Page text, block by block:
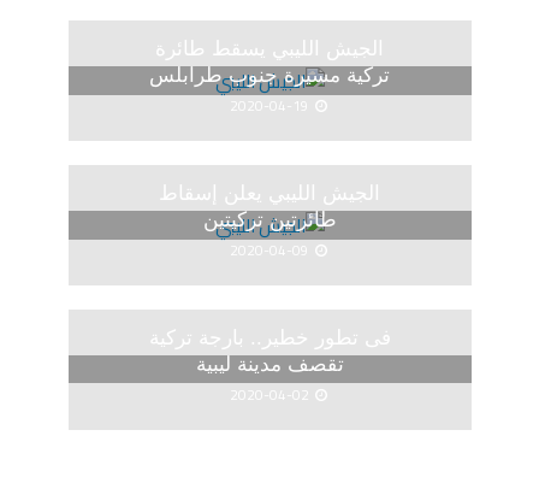
الجيش الليبي يسقط طائرة
تركية مسيرة جنوب طرابلس
2020-04-19
الجيش الليبي يعلن إسقاط
طائرتين تركيتين
2020-04-09
فى تطور خطير.. بارجة تركية
تقصف مدينة ليبية
2020-04-02